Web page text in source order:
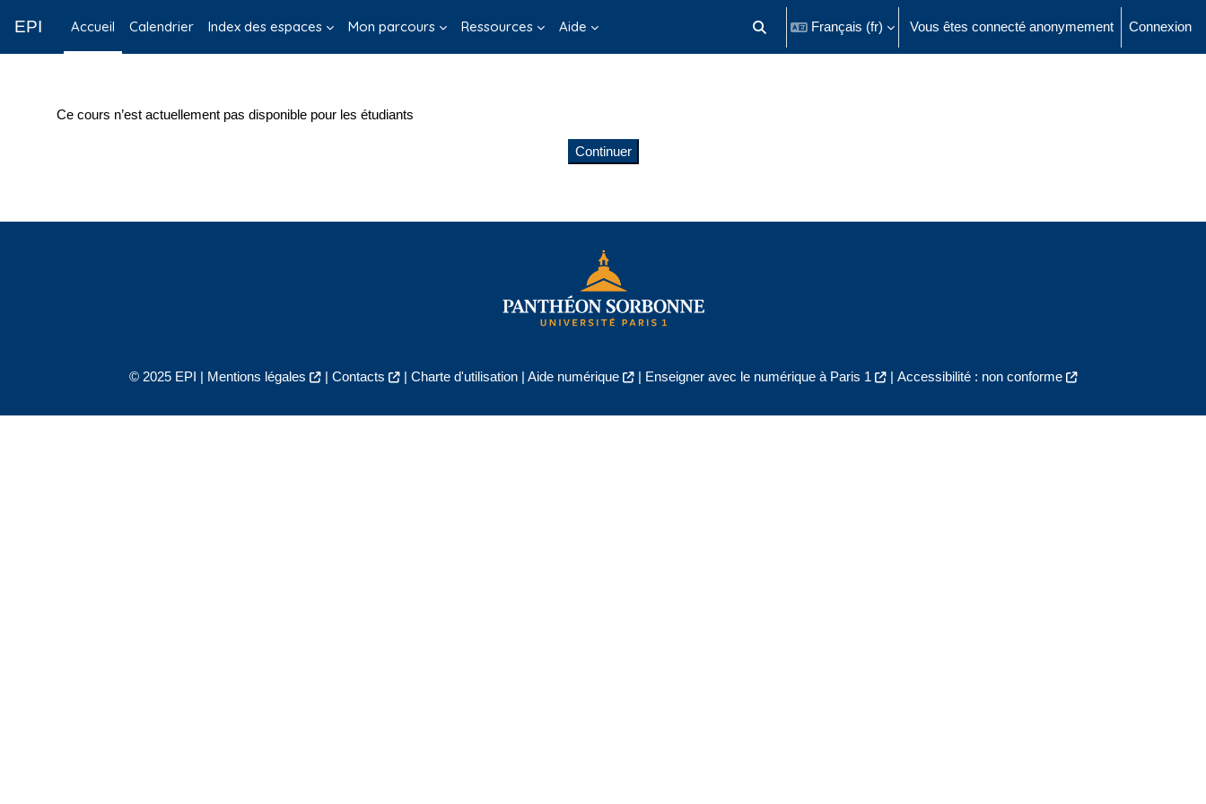
EPI Accueil Calendrier Index des espaces Mon parcours Ressources Aide Activer/désactiver la saisie de recherche
Français ‎(fr)‎ Vous êtes connecté anonymement Connexion
Ce cours n’est actuellement pas disponible pour les étudiants
Continuer
© 2025 EPI | Mentions légales | Contacts | Charte d'utilisation| Aide numérique | Enseigner avec le numérique à Paris 1 | Accessibilité : non conforme